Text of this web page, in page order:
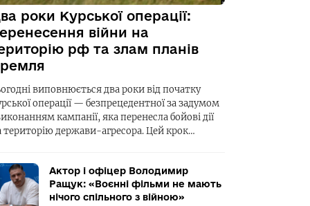
роки Курської операції:
війни на
рф та злам планів
виповнюється два роки від початку
операції — безпрецедентної за задумом
кампанії, яка перенесла бойові дії
територію держави-агресора. Цей крок…
Актор і офіцер Володимир
Ращук: «Воєнні фільми не мають
нічого спільного з війною»